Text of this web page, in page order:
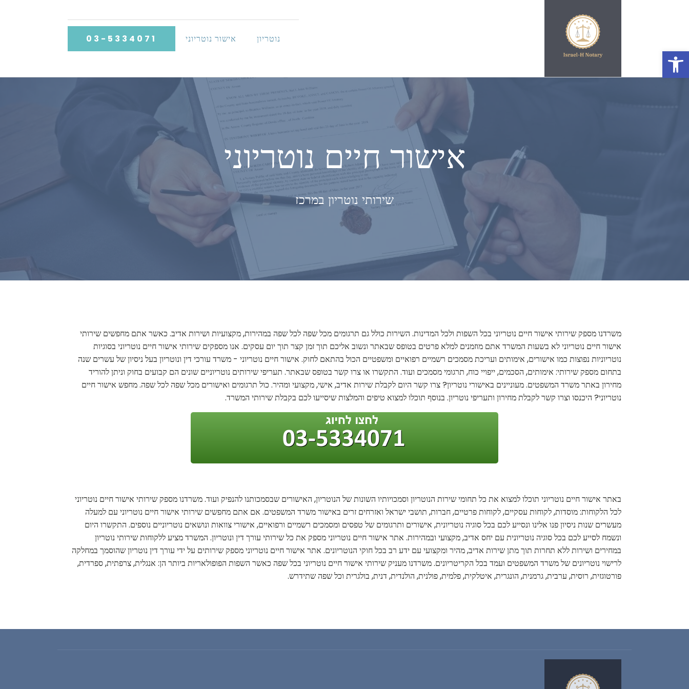
פתח סרגל נגישות
נוטריון אישור נוטריוני 03-5334071
אישור חיים נוטריוני
שירותי נוטריון במרכז
משרדנו מספק שירותי אישור חיים נוטריוני בכל השפות ולכל המדינות. השירות כולל גם תרגומים מכל שפה לכל שפה במהירות, מקצועיות ושירות אדיב. כאשר אתם מחפשים שירותי
אישור חיים נוטריוני לא בשעות המשרד אתם מוזמנים למלא פרטים בטופס שבאתר ונשוב אליכם תוך זמן קצר תוך יום עסקים. אנו מספקים שירותי אישור חיים נוטריוני בסוגיות
נוטריוניות נפוצות כמו אישורים, אימותים ועריכת מסמכים רשמיים רפואיים ומשפטיים הכול בהתאם לחוק. אישור חיים נוטריוני - משרד עורכי דין ונוטריון בעל ניסיון של עשרים שנה
בתחום מספק שירותי: אימותים, הסכמים, ייפויי כוח, תרגומי מסמכים ועוד. התקשרו או צרו קשר בטופס שבאתר. תעריפי שירותים נוטריוניים שונים הם קבועים בחוק וניתן להוריד
מחירון באתר משרד המשפטים. מעוניינים באישורי נוטריון? צרו קשר היום לקבלת שירות אדיב, אישי, מקצועי ומהיר. כול תרגומים ואישורים מכל שפה לכל שפה. מחפש אישור חיים
נוטריוני? היכנסו וצרו קשר לקבלת מחירון ותעריפי נוטריון. בנוסף תוכלו למצוא טיפים והמלצות שיסייעו לכם בקבלת שירותי המשרד.
באתר אישור חיים נוטריוני תוכלו למצוא את כל תחומי שירות הנוטריון וסמכויותיו השונות של הנוטריון, האישורים שבסמכותנו להנפיק ועוד. משרדנו מספק שירותי אישור חיים נוטריוני
לכל הלקוחות: מוסדות, לקוחות עסקיים, לקוחות פרטיים, חברות, תושבי ישראל ואזרחים זרים באישור משרד המשפטים. אם אתם מחפשים שירותי אישור חיים נוטריוני עם למעלה
מעשרים שנות ניסיון פנו אלינו ונסייע לכם בכל סוגיה נוטריונית, אישורים ותרגומים של טפסים ומסמכים רשמיים ורפואיים, אישורי צוואות ונושאים נוטריוניים נוספים. התקשרו היום
ונשמח לסייע לכם בכל סוגיה נוטריונית עם יחס אדיב, מקצועי ובמהירות. אתר אישור חיים נוטריוני מספק את כל שירותי עורך דין ונוטריון. המשרד מציע ללקוחות שירותי נוטריון
במחירים ושירות ללא תחרות תוך מתן שירות אדיב, מהיר ומקצועי עם ידע רב בכל חוקי הנוטריונים. אתר אישור חיים נוטריוני מספק שירותים על ידי עורך דין נוטריון שהוסמך במחלקה
לרישוי נוטריונים של משרד המשפטים ועמד בכל הקריטריונים. משרדנו מעניק שירותי אישור חיים נוטריוני בכל שפה כאשר השפות הפופולאריות ביותר הן: אנגלית, צרפתית, ספרדית,
פורטוגזית, רוסית, ערבית, גרמנית, הונגרית, איטלקית, פלמית, פולנית, הולנדית, דנית, בולגרית וכל שפה שתידרש.